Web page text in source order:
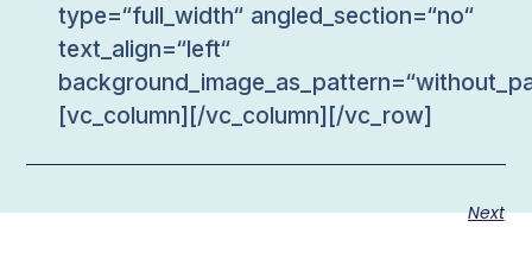
type=“full_width“ angled_section=“no“
text_align=“left“
[vc_column][/vc_column][/vc_row]
Next